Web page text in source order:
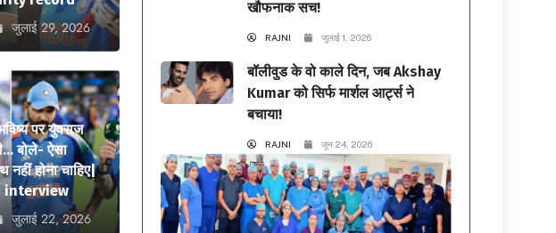
जुलाई 29, 2026
पर युवराज
बोले- ऐसा
नहीं होना चाहिए|
interview
जुलाई 22, 2026
खौफनाक सच!
RAJNI जुलाई 1, 2026
बॉलीवुड के वो काले दिन, जब Akshay
Kumar को सिर्फ मार्शल आर्ट्स ने
बचाया!
RAJNI जून 24, 2026